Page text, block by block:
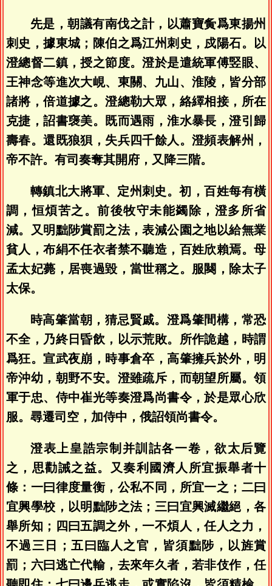
先是，朝議有南伐之計，以蕭寶夤爲東揚州
刺史，據東城；陳伯之爲江州刺史，戍陽石。以
澄總督二鎮，授之節度。澄於是遣統軍傅竪眼、
王神念等進次大峴、東關、九山、淮陵，皆分部
諸將，倍道據之。澄總勒大眾，絡繹相接，所在
克捷，詔書襃美。既而遇雨，淮水暴長，澄引歸
壽春。還既狼狽，失兵四千餘人。澄頻表解州，
帝不許。有司奏奪其開府，又降三階。
轉鎮北大將軍、定州刺史。初，百姓每有橫
調，恒煩苦之。前後牧守未能蠲除，澄多所省
減。又明黜陟賞罰之法，表減公園之地以給無業
貧人，布絹不任衣者禁不聽造，百姓欣賴焉。母
孟太妃薨，居喪過毀，當世稱之。服闋，除太子
太保。
時高肇當朝，猜忌賢戚。澄爲肇間構，常恐
不全，乃終日昏飲，以示荒敗。所作詭越，時謂
爲狂。宣武夜崩，時事倉卒，高肇擁兵於外，明
帝沖幼，朝野不安。澄雖疏斥，而朝望所屬。領
軍于忠、侍中崔光等奏澄爲尚書令，於是眾心欣
服。尋遷司空，加侍中，俄詔領尚書令。
澄表上皇誥宗制并訓詁各一卷，欲太后覽
之，思勸誡之益。又奏利國濟人所宜振舉者十
條：一曰律度量衡，公私不同，所宜一之；二曰
宜興學校，以明黜陟之法；三曰宜興滅繼絕，各
舉所知；四曰五調之外，一不煩人，任人之力，
不過三日；五曰臨人之官，皆須黜陟，以旌賞
罰；六曰逃亡代輸，去來年久者，若非伎作，任